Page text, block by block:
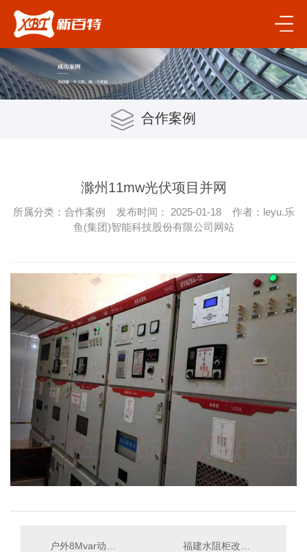
合作案例
滁州11mw光伏项目并网
所属分类：合作案例 发布时间： 2025-01-18 作者：leyu.乐
鱼(集团)智能科技股份有限公司网站